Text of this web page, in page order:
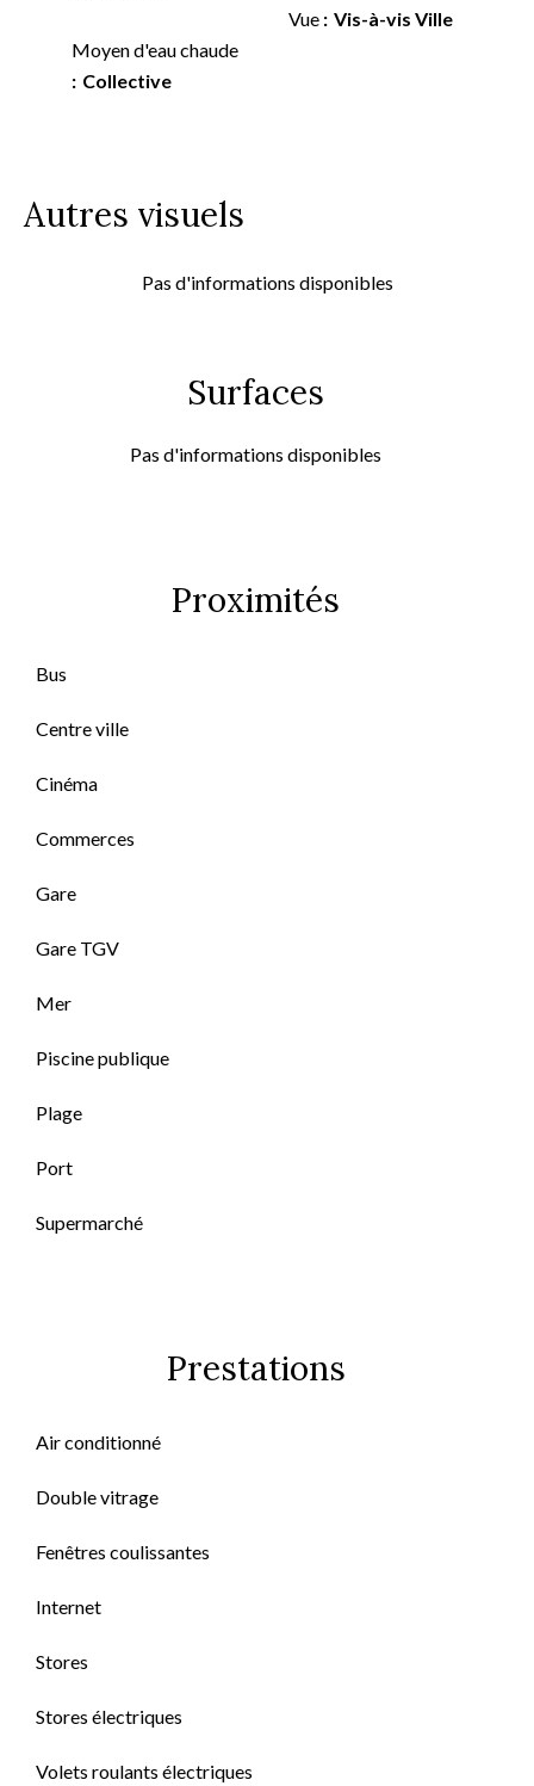
Moyen d'eau chaude
Collective
Vue Vis-à-vis Ville
Autres visuels
Pas d'informations disponibles
Surfaces
Pas d'informations disponibles
Proximités
Bus
Centre ville
Cinéma
Commerces
Gare
Gare TGV
Mer
Piscine publique
Plage
Port
Supermarché
Prestations
Air conditionné
Double vitrage
Fenêtres coulissantes
Internet
Stores
Stores électriques
Volets roulants électriques